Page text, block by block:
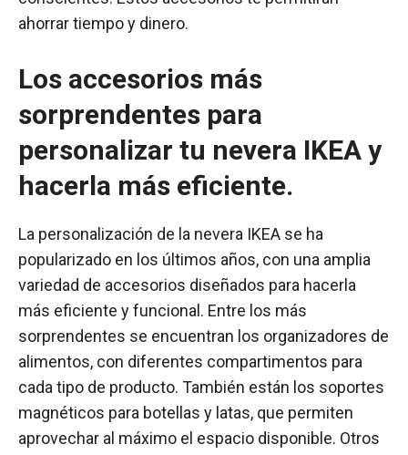
ahorrar tiempo y dinero.
Los accesorios más
sorprendentes para
personalizar tu nevera IKEA y
hacerla más eficiente.
La personalización de la nevera IKEA se ha
popularizado en los últimos años, con una amplia
variedad de accesorios diseñados para hacerla
más eficiente y funcional. Entre los más
sorprendentes se encuentran los organizadores de
alimentos, con diferentes compartimentos para
cada tipo de producto. También están los soportes
magnéticos para botellas y latas, que permiten
aprovechar al máximo el espacio disponible. Otros